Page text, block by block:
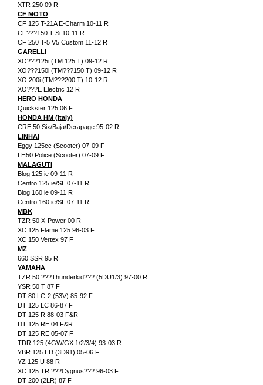
XTR 250 09 R
CF MOTO
CF 125 T-21A E-Charm 10-11 R
CF???150 T-Si 10-11 R
CF 250 T-5 V5 Custom 11-12 R
GARELLI
XO???125i (TM 125 T) 09-12 R
XO???150i (TM???150 T) 09-12 R
XO 200i (TM???200 T) 10-12 R
XO???E Electric 12 R
HERO HONDA
Quickster 125 06 F
HONDA HM (Italy)
CRE 50 Six/Baja/Derapage 95-02 R
LINHAI
Eggy 125cc (Scooter) 07-09 F
LH50 Police (Scooter) 07-09 F
MALAGUTI
Blog 125 ie 09-11 R
Centro 125 ie/SL 07-11 R
Blog 160 ie 09-11 R
Centro 160 ie/SL 07-11 R
MBK
TZR 50 X-Power 00 R
XC 125 Flame 125 96-03 F
XC 150 Vertex 97 F
MZ
660 SSR 95 R
YAMAHA
TZR 50 ???Thunderkid??? (5DU1/3) 97-00 R
YSR 50 T 87 F
DT 80 LC-2 (53V) 85-92 F
DT 125 LC 86-87 F
DT 125 R 88-03 F&R
DT 125 RE 04 F&R
DT 125 RE 05-07 F
TDR 125 (4GW/GX 1/2/3/4) 93-03 R
YBR 125 ED (3D91) 05-06 F
YZ 125 U 88 R
XC 125 TR ???Cygnus??? 96-03 F
DT 200 (2LR) 87 F